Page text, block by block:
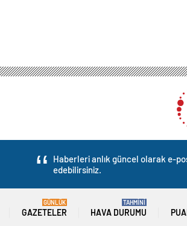
Haberleri anlık güncel olarak e-
edebilirsiniz.
GAZETELER
GÜNLÜK
HAVA DURUMU
TAHMİNİ